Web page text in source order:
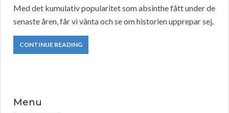
Med det kumulativ popularitet som absinthe fått under de
senaste åren, får vi vänta och se om historien upprepar sej.
CONTINUE READING
Menu